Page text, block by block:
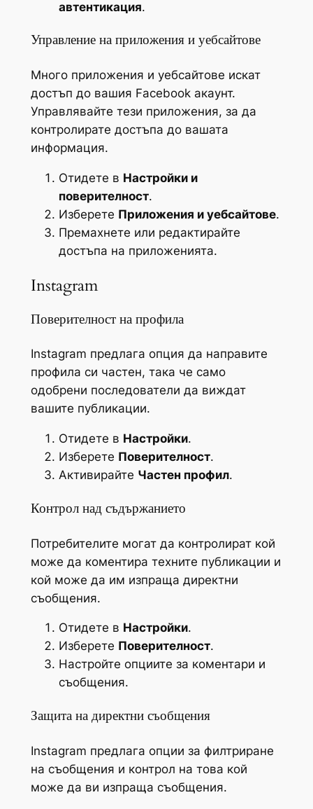
автентикация.
Управление на приложения и уебсайтове
Много приложения и уебсайтове искат
достъп до вашия Facebook акаунт.
Управлявайте тези приложения, за да
контролирате достъпа до вашата
информация.
Отидете в Настройки и
поверителност.
Изберете Приложения и уебсайтове.
Премахнете или редактирайте
достъпа на приложенията.
Instagram
Поверителност на профила
Instagram предлага опция да направите
профила си частен, така че само
одобрени последователи да виждат
вашите публикации.
Отидете в Настройки.
Изберете Поверителност.
Активирайте Частен профил.
Контрол над съдържанието
Потребителите могат да контролират кой
може да коментира техните публикации и
кой може да им изпраща директни
съобщения.
Отидете в Настройки.
Изберете Поверителност.
Настройте опциите за коментари и
съобщения.
Защита на директни съобщения
Instagram предлага опции за филтриране
на съобщения и контрол на това кой
може да ви изпраща съобщения.